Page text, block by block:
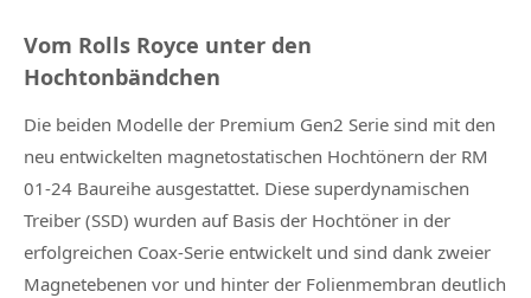
Vom Rolls Royce unter den
Hochtonbändchen
Die beiden Modelle der Premium Gen2 Serie sind mit den
neu entwickelten magnetostatischen Hochtönern der RM
01-24 Baureihe ausgestattet. Diese superdynamischen
Treiber (SSD) wurden auf Basis der Hochtöner in der
erfolgreichen Coax-Serie entwickelt und sind dank zweier
Magnetebenen vor und hinter der Folienmembran deutlich